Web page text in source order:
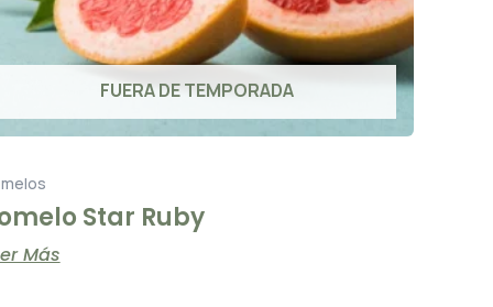
FUERA DE TEMPORADA
Star Ruby
Más